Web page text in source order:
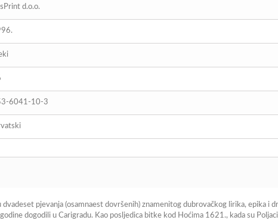
d.o.o.
6041-10-3
pjevanja (osamnaest dovršenih) znamenitog dubrovačkog lirika, epika i
dogodili u Carigradu. Kao posljedica bitke kod Hoćima 1621., kada su